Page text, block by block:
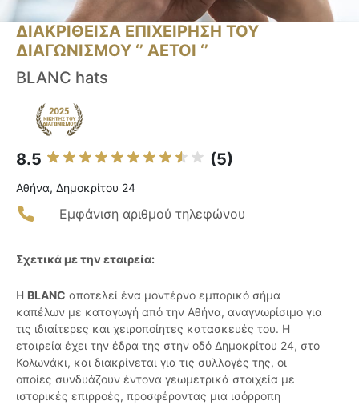
ΔΙΑΚΡΙΘΕΙΣΑ ΕΠΙΧΕΙΡΗΣΗ ΤΟΥ
ΔΙΑΓΩΝΙΣΜΟΥ ‘’ ΑΕΤΟΙ ‘’
BLANC hats
8.5 (5)
Αθήνα, Δημοκρίτου 24
Εμφάνιση αριθμού τηλεφώνου
Σχετικά με την εταιρεία:
Η BLANC αποτελεί ένα μοντέρνο εμπορικό σήμα
καπέλων με καταγωγή από την Αθήνα, αναγνωρίσιμο για
τις ιδιαίτερες και χειροποίητες κατασκευές του. Η
εταιρεία έχει την έδρα της στην οδό Δημοκρίτου 24, στο
Κολωνάκι, και διακρίνεται για τις συλλογές της, οι
οποίες συνδυάζουν έντονα γεωμετρικά στοιχεία με
ιστορικές επιρροές, προσφέροντας μια ισόρροπη